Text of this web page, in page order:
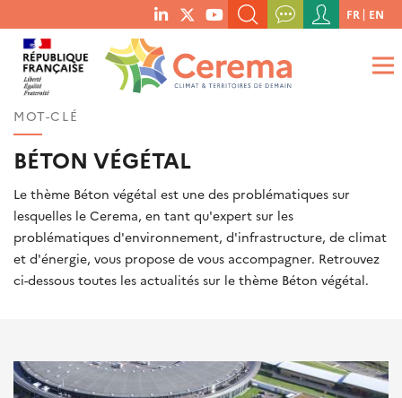
menu
social
links
RECHERCHER UN MOT-CLÉ, UNE PUBLICATION, ETC.
QUE RECHERCHEZ-VOUS ?
Menu
du
compte
de
FR EN
MOT-CLÉ
BÉTON VÉGÉTAL
Le thème Béton végétal est une des problématiques sur
lesquelles le Cerema, en tant qu'expert sur les
problématiques d'environnement, d'infrastructure, de climat
et d'énergie, vous propose de vous accompagner. Retrouvez
ci-dessous toutes les actualités sur le thème Béton végétal.